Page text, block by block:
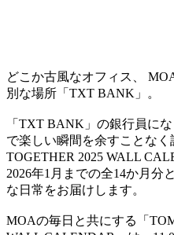
どこか古風なオフィス、
別な場所「TXT BANK」。
「TXT BANK」の銀行員に
で楽しい瞬間を余すことな
TOGETHER 2025 WALL
2026年1月までの全14か月分
な日常をお届けします。
MOAの毎日と共にする「